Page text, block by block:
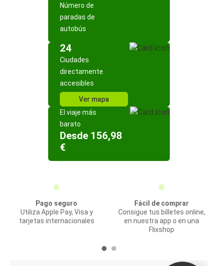
Número de
paradas de
autobús
24
Ciudades
directamente
accesibles
Ver mapa
El viaje más
barato
Desde 156,98
€
Pago seguro
Utiliza Apple Pay, Visa y
tarjetas internacionales
Fácil de comprar
Consigue tus billetes online,
en nuestra app o en una
Flixshop